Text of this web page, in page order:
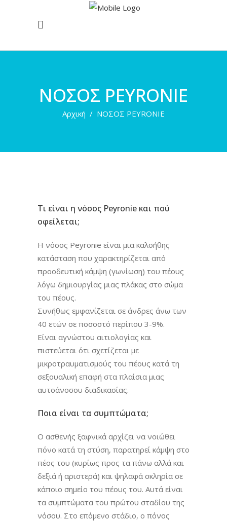
ΝΟΣΟΣ PEYRONIE
Αρχική / ΝΟΣΟΣ PEYRONIE
Τι είναι η νόσος Peyronie και πού
οφείλεται;
Η νόσος Peyronie είναι μια καλοήθης
κατάσταση που χαρακτηρίζεται από
προοδευτική κάμψη (γωνίωση) του πέους
λόγω δημιουργίας μιας πλάκας στο σώμα
του πέους.
Συνήθως εμφανίζεται σε άνδρες άνω των
40 ετών σε ποσοστό περίπου 3-9%.
Είναι αγνώστου αιτιολογίας και
πιστεύεται ότι σχετίζεται με
μικροτραυματισμούς του πέους κατά τη
σεξουαλική επαφή στα πλαίσια μιας
αυτοάνοσου διαδικασίας.
Ποια είναι τα συμπτώματα;
Ο ασθενής ξαφνικά αρχίζει να νοιώθει
πόνο κατά τη στύση, παρατηρεί κάμψη στο
πέος του (κυρίως προς τα πάνω αλλά και
δεξιά ή αριστερά) και ψηλαφά σκληρία σε
κάποιο σημείο του πέους του. Αυτά είναι
τα συμπτώματα του πρώτου σταδίου της
νόσου. Στο επόμενο στάδιο, ο πόνος